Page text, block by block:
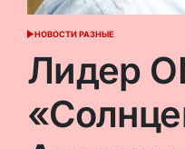
ОПУБЛИКОВАНО
НОВОСТИ РАЗНЫЕ
Лидер